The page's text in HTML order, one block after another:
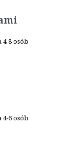
4-8 osób
4-6 osób